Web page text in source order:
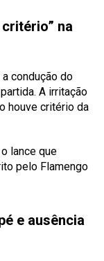
na
condução do
A irritação
houve critério da
lance que
pelo Flamengo
e ausência